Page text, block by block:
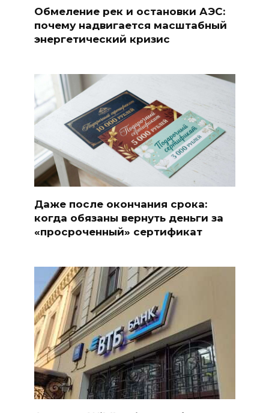
Обмеление рек и остановки АЭС:
почему надвигается масштабный
энергетический кризис
Даже после окончания срока:
когда обязаны вернуть деньги за
«просроченный» сертификат